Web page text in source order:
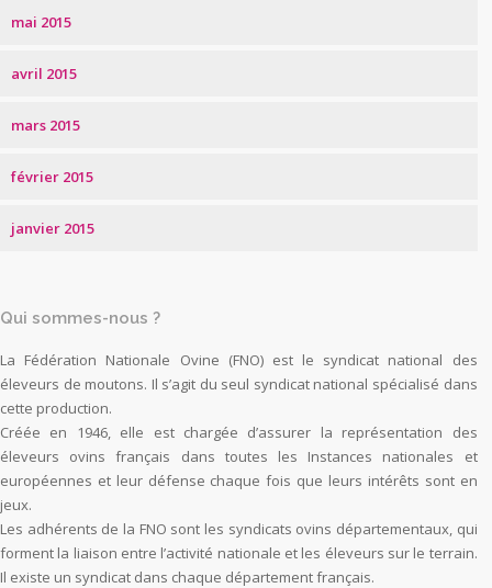
mai 2015
avril 2015
mars 2015
février 2015
janvier 2015
Qui sommes-nous ?
La Fédération Nationale Ovine (FNO) est le syndicat national des
éleveurs de moutons. Il s’agit du seul syndicat national spécialisé dans
cette production.
Créée en 1946, elle est chargée d’assurer la représentation des
éleveurs ovins français dans toutes les Instances nationales et
européennes et leur défense chaque fois que leurs intérêts sont en
jeux.
Les adhérents de la FNO sont les syndicats ovins départementaux, qui
forment la liaison entre l’activité nationale et les éleveurs sur le terrain.
Il existe un syndicat dans chaque département français.